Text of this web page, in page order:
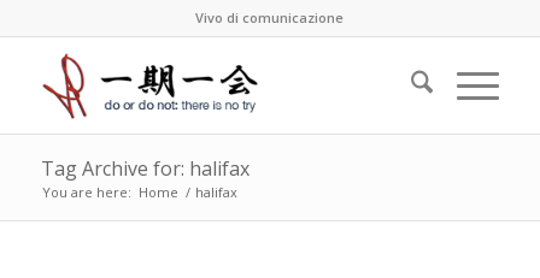
Vivo di comunicazione
Tag Archive for: halifax
You are here: Home / halifax